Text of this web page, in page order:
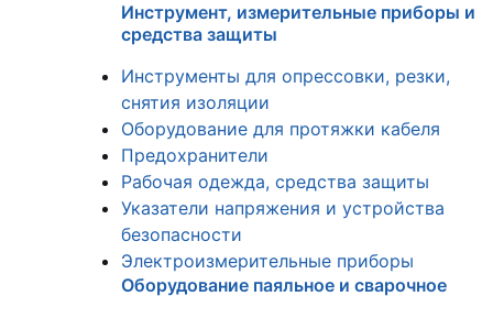
Инструмент, измерительные приборы и
средства защиты
Инструменты для опрессовки, резки,
снятия изоляции
Оборудование для протяжки кабеля
Предохранители
Рабочая одежда, средства защиты
Указатели напряжения и устройства
безопасности
Электроизмерительные приборы
Оборудование паяльное и сварочное